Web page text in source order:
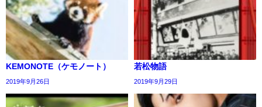
KEMONOTE（ケモノート）
2019年9月26日
若松物語
2019年9月29日